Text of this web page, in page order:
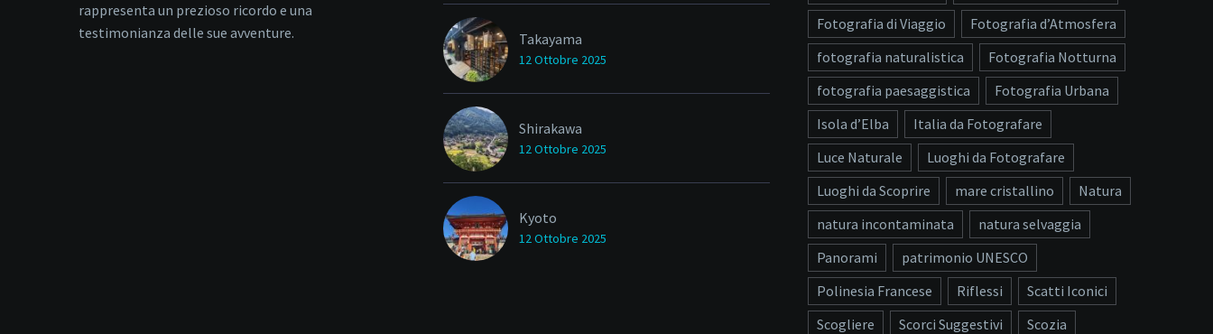
rappresenta un prezioso ricordo e una
testimonianza delle sue avventure.
Takayama
12 Ottobre 2025
Shirakawa
12 Ottobre 2025
Kyoto
12 Ottobre 2025
Fotografia di Viaggio
Fotografia d’Atmosfera
fotografia naturalistica
Fotografia Notturna
fotografia paesaggistica
Fotografia Urbana
Isola d’Elba
Italia da Fotografare
Luce Naturale
Luoghi da Fotografare
Luoghi da Scoprire
mare cristallino
Natura
natura incontaminata
natura selvaggia
Panorami
patrimonio UNESCO
Polinesia Francese
Riflessi
Scatti Iconici
Scogliere
Scorci Suggestivi
Scozia